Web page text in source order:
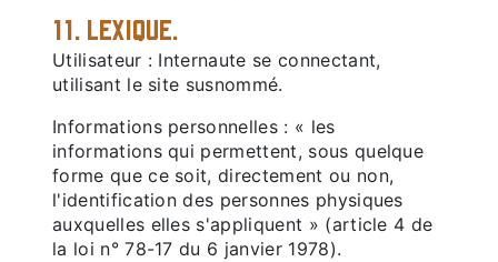
11. LEXIQUE.
Utilisateur : Internaute se connectant,
utilisant le site susnommé.
Informations personnelles : « les
informations qui permettent, sous quelque
forme que ce soit, directement ou non,
l'identification des personnes physiques
auxquelles elles s'appliquent » (article 4 de
la loi n° 78-17 du 6 janvier 1978).